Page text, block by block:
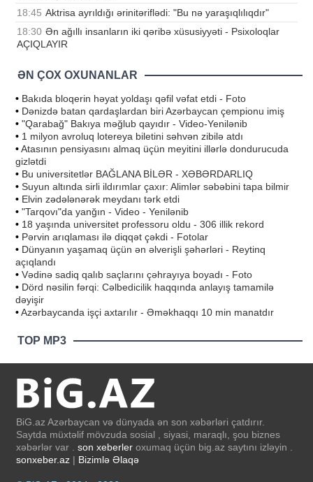
18:45 Aktrisa ayrıldığı ərinitəriflədi: "Bu nə yaraşıqlılıqdır"
18:30 Ən ağıllı insanların iki qəribə xüsusiyyəti - Psixoloqlar
AÇIQLAYIR
ƏN ÇOX OXUNANLAR
• Bakıda bloqerin həyat yoldaşı qəfil vəfat etdi - Foto
• Dənizdə batan qardaşlardan biri Azərbaycan çempionu imiş
• "Qarabağ" Bakıya məğlub qayıdır - Video-Yenilənib
• 1 milyon avroluq lotereya biletini səhvən zibilə atdı
•Atasının pensiyasını almaq üçün meyitini illərlə dondurucuda
gizlətdi
• Bu universitetlər BAĞLANA BİLƏR - XƏBƏRDARLIQ
• Suyun altında sirli ildırımlar çaxır: Alimlər səbəbini tapa bilmir
• Elvin zədələnərək meydanı tərk etdi
• "Tarqovı"da yanğın - Video - Yenilənib
• 18 yaşında universitet professoru oldu - 306 illik rekord
• Pərvin arıqlaması ilə diqqət çəkdi - Fotolar
• Dünyanın yaşamaq üçün ən əlverişli şəhərləri - Reytinq
açıqlandı
• Vədinə sadiq qalıb saçlarını çəhrayıya boyadı - Foto
• Dörd nəsilin fərqi: Cəlbedicilik haqqında anlayış tamamilə
dəyişir
•Azərbaycanda işçi axtarılır - Əməkhaqqı 10 min manatdır
TOP MP3
BiG.az Azərbaycan və dünyada ən son xəbərləri çatdırır.
Saytda müxtəlif mövzuda sosial , siyasi, maraqlı, şou biznes
xəbərlər var . son xeberler oxumaq üçün big.az saytını izləyin .
sonxeber.az | Bizimlə Əlaqə